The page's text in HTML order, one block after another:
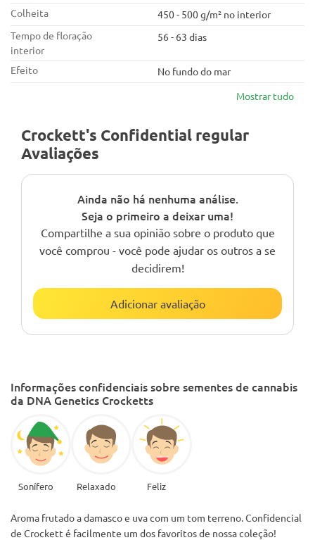
Colheita
450 - 500 g/m² no interior
Tempo de floração
interior
56 - 63 dias
Efeito
No fundo do mar
Mostrar tudo
Crockett's Confidential regular
Avaliações
Ainda não há nenhuma análise.
Seja o primeiro a deixar uma!
Compartilhe a sua opinião sobre o produto que
você comprou - você pode ajudar os outros a se
decidirem!
Adicionar avaliação
Informações confidenciais sobre sementes de cannabis
da DNA Genetics Crocketts
Sonífero Relaxado Feliz
Aroma frutado a damasco e uva com um tom terreno. Confidencial
de Crockett é facilmente um dos favoritos de nossa coleção!